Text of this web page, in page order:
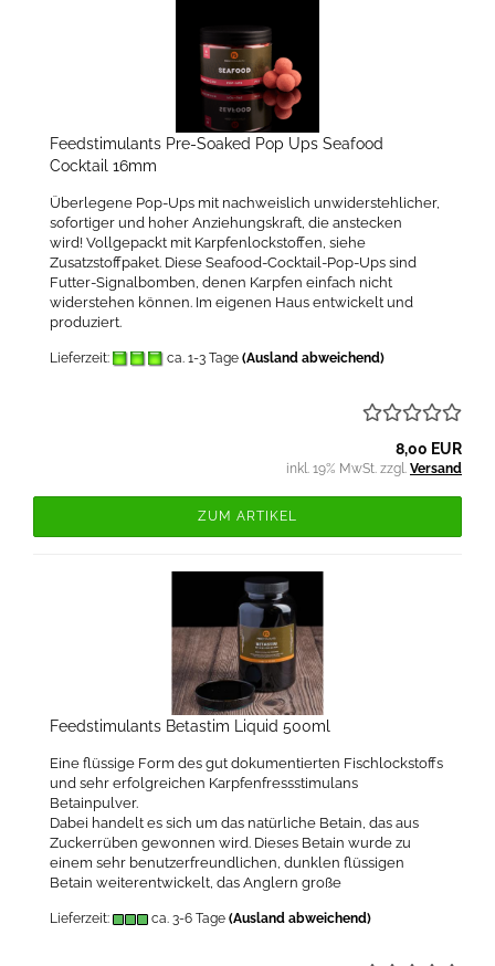
Feedstimulants Pre-Soaked Pop Ups Seafood
Cocktail 16mm
Überlegene Pop-Ups mit nachweislich unwiderstehlicher,
sofortiger und hoher Anziehungskraft, die anstecken
wird! Vollgepackt mit Karpfenlockstoffen, siehe
Zusatzstoffpaket. Diese Seafood-Cocktail-Pop-Ups sind
Futter-Signalbomben, denen Karpfen einfach nicht
widerstehen können. Im eigenen Haus entwickelt und
produziert.
Lieferzeit: ca. 1-3 Tage (Ausland abweichend)
8,00 EUR
inkl. 19% MwSt. zzgl. Versand
ZUM ARTIKEL
Feedstimulants Betastim Liquid 500ml
Eine flüssige Form des gut dokumentierten Fischlockstoffs
und sehr erfolgreichen Karpfenfressstimulans
Betainpulver.
Dabei handelt es sich um das natürliche Betain, das aus
Zuckerrüben gewonnen wird. Dieses Betain wurde zu
einem sehr benutzerfreundlichen, dunklen flüssigen
Betain weiterentwickelt, das Anglern große
Lieferzeit: ca. 3-6 Tage (Ausland abweichend)